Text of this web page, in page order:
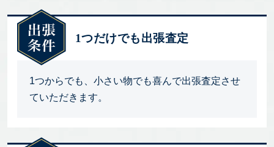
1つだけでも出張査定
1つからでも、小さい物でも喜んで出張査定させ
ていただきます。